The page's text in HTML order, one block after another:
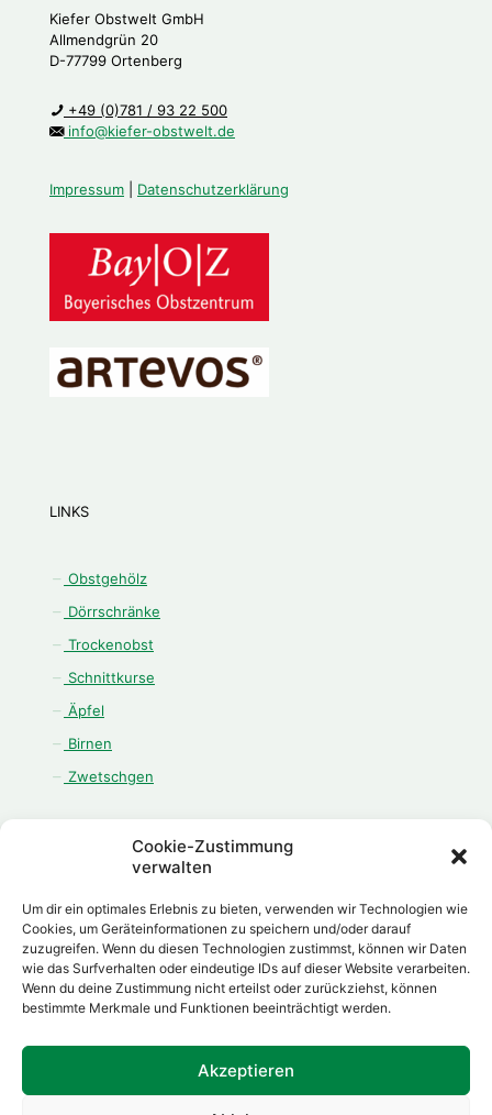
Cookie-Zustimmung
verwalten
Um dir ein optimales Erlebnis zu bieten, verwenden wir Technologien wie
Cookies, um Geräteinformationen zu speichern und/oder darauf
zuzugreifen. Wenn du diesen Technologien zustimmst, können wir Daten
wie das Surfverhalten oder eindeutige IDs auf dieser Website verarbeiten.
Wenn du deine Zustimmung nicht erteilst oder zurückziehst, können
bestimmte Merkmale und Funktionen beeinträchtigt werden.
Akzeptieren
Kiefer Obstwelt GmbH
Allmendgrün 20
D-77799 Ortenberg
+49 (0)781 / 93 22 500
info@kiefer-obstwelt.de
Impressum Datenschutzerklärung
LINKS
Obstgehölz
Dörrschränke
Trockenobst
Schnittkurse
Äpfel
Birnen
Zwetschgen
ÖFFNUNGSZEITEN
Montag - Freitag:
08.00 Uhr - 12.00 Uhr
13.00 Uhr - 18.00 Uhr
Samstag: